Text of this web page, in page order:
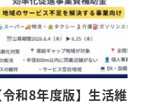
令和8年度版】生活維